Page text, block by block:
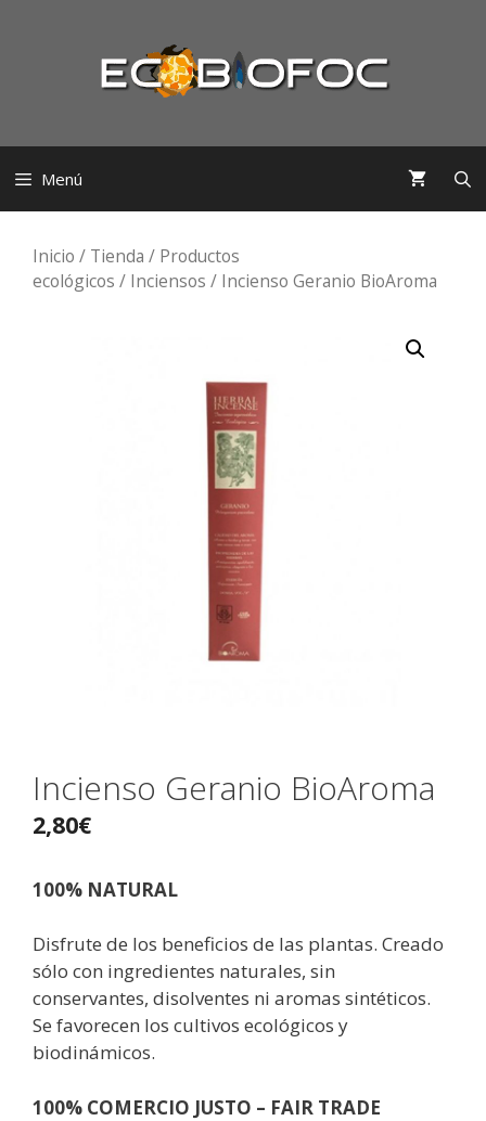
Menú
Inicio / Tienda / Productos
ecológicos / Inciensos / Incienso Geranio BioAroma
Incienso Geranio BioAroma
2,80€
100% NATURAL
Disfrute de los beneficios de las plantas. Creado
sólo con ingredientes naturales, sin
conservantes, disolventes ni aromas sintéticos.
Se favorecen los cultivos ecológicos y
biodinámicos.
100% COMERCIO JUSTO – FAIR TRADE